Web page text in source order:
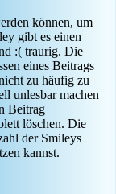
können, um
gibt es einen
:( traurig. Die
eines Beitrags
zu häufig zu
unlesbar machen
Beitrag
löschen. Die
der Smileys
kannst.